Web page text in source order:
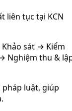
liên tục tại KCN
sát → Kiểm
Nghiệm thu &
pháp luật, giúp